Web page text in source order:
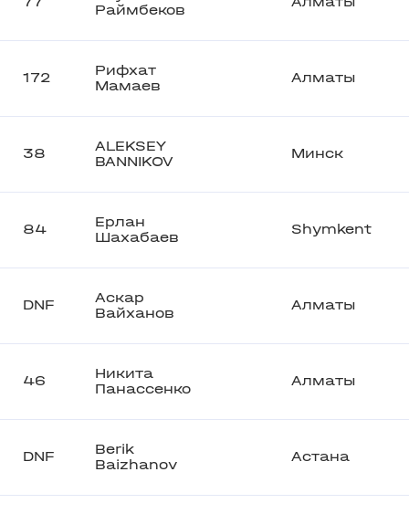
Раймбеков
172
Рифхат
Мамаев
Алматы
38
ALEKSEY
BANNIKOV
Минск
84
Ерлан
Шахабаев
Shymkent
DNF
Аскар
Вайханов
Алматы
46
Никита
Панассенко
Алматы
DNF
Berik
Baizhanov
Астана